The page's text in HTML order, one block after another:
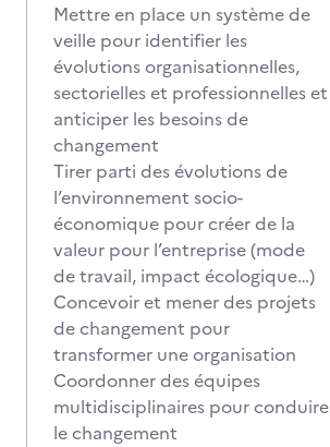
Mettre en place un système de
veille pour identifier les
évolutions organisationnelles,
sectorielles et professionnelles et
anticiper les besoins de
changement
Tirer parti des évolutions de
l’environnement socio-
économique pour créer de la
valeur pour l’entreprise (mode
de travail, impact écologique…)
Concevoir et mener des projets
de changement pour
transformer une organisation
Coordonner des équipes
multidisciplinaires pour conduire
le changement